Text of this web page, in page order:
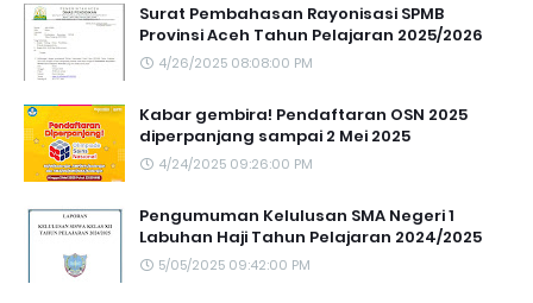
Surat Pembahasan Rayonisasi SPMB
Provinsi Aceh Tahun Pelajaran 2025/2026
4/26/2025 08:08:00 PM
Kabar gembira! Pendaftaran OSN 2025
diperpanjang sampai 2 Mei 2025
4/24/2025 09:26:00 PM
Pengumuman Kelulusan SMA Negeri 1
Labuhan Haji Tahun Pelajaran 2024/2025
5/05/2025 09:42:00 PM